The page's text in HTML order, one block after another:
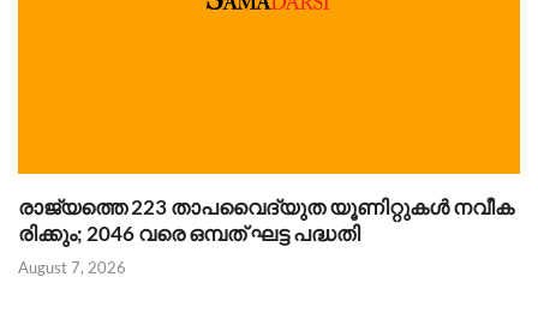
രാജ്യത്തെ 223 താപവൈദ്യുത യൂണിറ്റുകൾ നവീക
രിക്കും; 2046 വരെ ഒമ്പത് ഘട്ട പദ്ധതി
August 7, 2026